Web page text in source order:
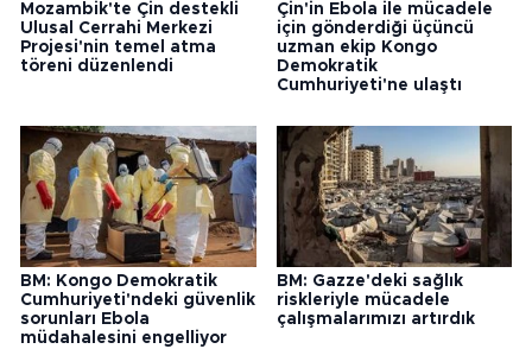
Mozambik'te Çin destekli
Ulusal Cerrahi Merkezi
Projesi'nin temel atma
töreni düzenlendi
Çin'in Ebola ile mücadele
için gönderdiği üçüncü
uzman ekip Kongo
Demokratik
Cumhuriyeti'ne ulaştı
BM: Kongo Demokratik
Cumhuriyeti'ndeki güvenlik
sorunları Ebola
müdahalesini engelliyor
BM: Gazze'deki sağlık
riskleriyle mücadele
çalışmalarımızı artırdık